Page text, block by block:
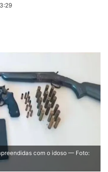
com o idoso — Foto: